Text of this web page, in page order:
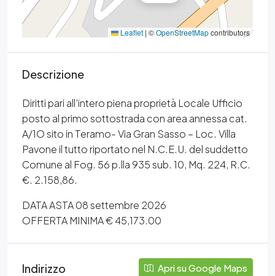
Leaflet | ©OpenStreetMapcontributors
Descrizione
Diritti pari all’intero piena proprietà Locale Ufficio
posto al primo sottostrada con area annessa cat.
A/1O sito in Teramo- Via Gran Sasso – Loc. Villa
Pavone il tutto riportato nel N.C.E.U. del suddetto
Comune al Fog. 56 p.lla 935 sub. 10, Mq. 224, R.C.
€. 2.158,86.
DATA ASTA 08 settembre 2026
OFFERTA MINIMA € 45,173.00
Indirizzo Apri su Google Maps